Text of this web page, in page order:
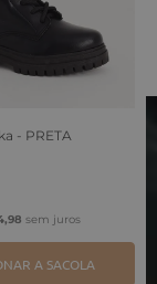
- PRETA
,98 sem juros
A SACOLA